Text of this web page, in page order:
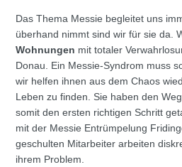
Das Thema Messie begleitet uns
überhand nimmt sind wir für sie da.
Wohnungen mit totaler
Donau. Ein Messie-Syndrom muss
wir helfen ihnen aus dem Chaos
Leben zu finden. Sie haben den
somit den ersten richtigen Schritt
mit der Messie Entrümpelung
geschulten Mitarbeiter arbeiten
ihrem Problem.